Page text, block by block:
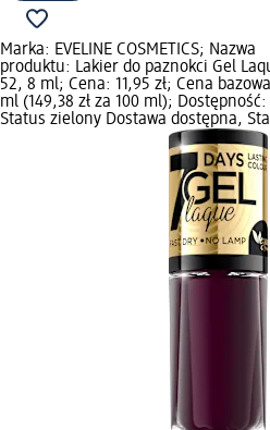
Marka: EVELINE COSMETICS; Nazwa
produktu: Lakier do paznokci Gel
52, 8 ml; Cena: 11,95 zł; Cena
ml (149,38 zł za 100 ml); Dostępność:
Status zielony Dostawa dostępna,